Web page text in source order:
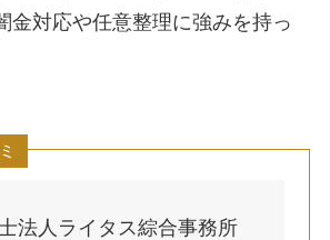
金対応や任意整理に強みを持っ
法人ライタス綜合事務所